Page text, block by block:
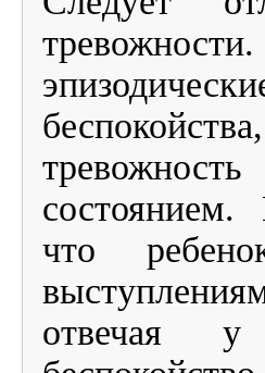
состоянием.
что
отвечая